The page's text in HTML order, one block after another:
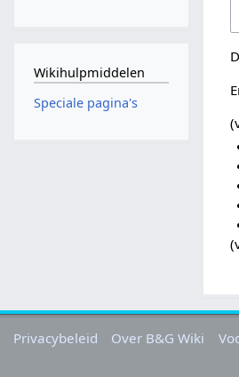
(
(
Wikihulpmiddelen
Speciale pagina's
Privacybeleid Over B&G Wiki